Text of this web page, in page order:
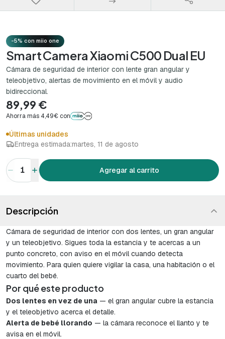
-5% con miio one
Smart Camera Xiaomi C500 Dual EU
Cámara de seguridad de interior con lente gran angular y
teleobjetivo, alertas de movimiento en el móvil y audio
bidireccional.
89,99 €
Ahorra más 4,49€ con
Últimas unidades
Entrega estimada:martes, 11 de agosto
1 Agregar al carrito
Descripción
Cámara de seguridad de interior con dos lentes, un gran angular
y un teleobjetivo. Sigues toda la estancia y te acercas a un
punto concreto, con aviso en el móvil cuando detecta
movimiento. Para quien quiere vigilar la casa, una habitación o el
cuarto del bebé.
Por qué este producto
Dos lentes en vez de una — el gran angular cubre la estancia
y el teleobjetivo acerca el detalle.
Alerta de bebé llorando — la cámara reconoce el llanto y te
avisa en el móvil.